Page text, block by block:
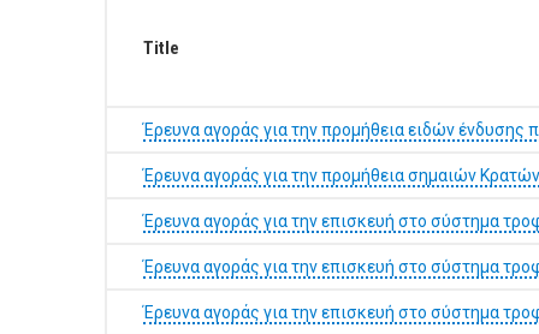
Title
Έρευνα αγοράς για την προμήθεια ειδών
Έρευνα αγοράς για την προμήθεια σημαιών
Έρευνα αγοράς για την επισκευή στο σύστημα
Έρευνα αγοράς για την επισκευή στο σύστημα
Έρευνα αγοράς για την επισκευή στο σύστημα